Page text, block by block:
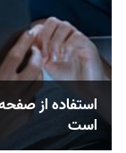
استفاده از
است